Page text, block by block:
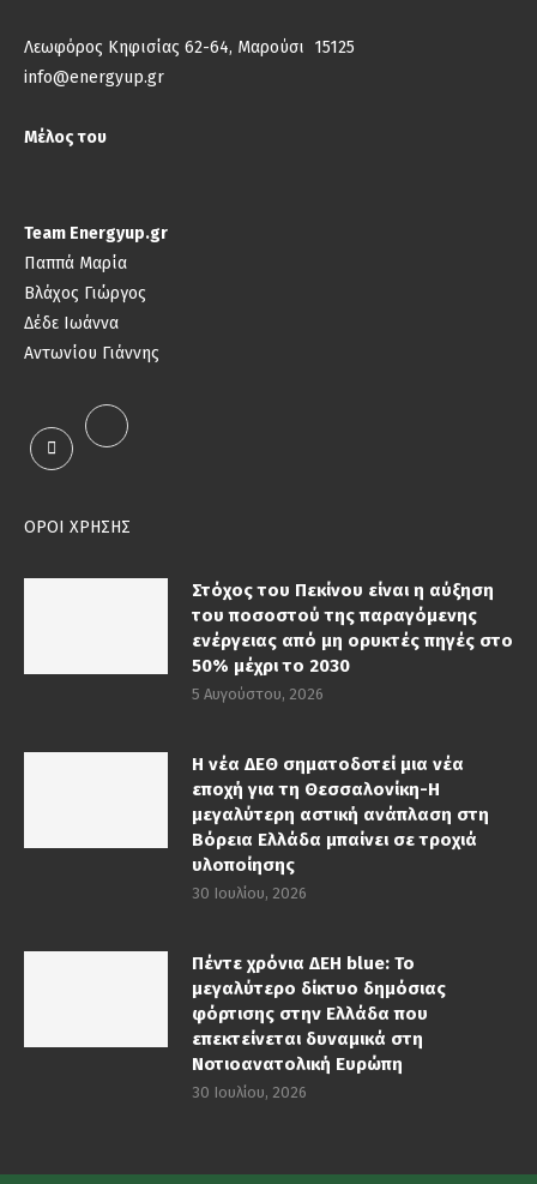
Λεωφόρος Κηφισίας 62-64, Μαρούσι 15125
info@energyup.gr
Μέλος του
Team Energyup.gr
Παππά Μαρία
Βλάχος Γιώργος
Δέδε Ιωάννα
Αντωνίου Γιάννης
ΟΡΟΙ ΧΡΗΣΗΣ
Στόχος του Πεκίνου είναι η αύξηση
του ποσοστού της παραγόμενης
ενέργειας από μη ορυκτές πηγές στο
50% μέχρι το 2030
5 Αυγούστου, 2026
Η νέα ΔΕΘ σηματοδοτεί μια νέα
εποχή για τη Θεσσαλονίκη-Η
μεγαλύτερη αστική ανάπλαση στη
Βόρεια Ελλάδα μπαίνει σε τροχιά
υλοποίησης
30 Ιουλίου, 2026
Πέντε χρόνια ΔΕΗ blue: Το
μεγαλύτερο δίκτυο δημόσιας
φόρτισης στην Ελλάδα που
επεκτείνεται δυναμικά στη
Νοτιοανατολική Ευρώπη
30 Ιουλίου, 2026